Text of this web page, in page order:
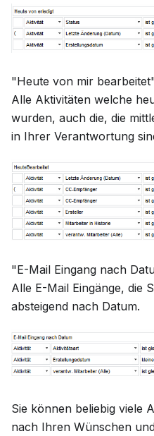
"Heute von mir
Alle Aktivitäten welche
wurden, auch die, die
in Ihrer Verantwortung
"E-Mail Eingang nach
Alle E-Mail Eingänge, die
absteigend nach Datum.
Sie können beliebig viele
nach Ihren Wünschen